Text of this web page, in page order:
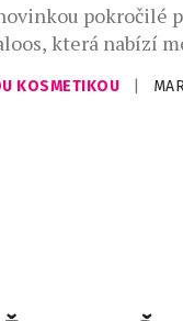
pokročilé
která nabízí
a omlazení
přirozenou
KOSMETIKOU